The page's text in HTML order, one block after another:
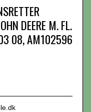
DEERE M. FL.
08, AM102596